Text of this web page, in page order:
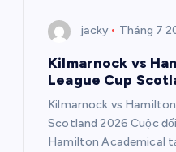
jacky Tháng 7
Kilmarnock vs
League Cup
Kilmarnock vs
Scotland 2026 Cuộc
Hamilton Academical